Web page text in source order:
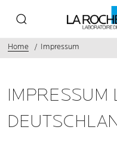
Home Impressum
IMPRESSUM